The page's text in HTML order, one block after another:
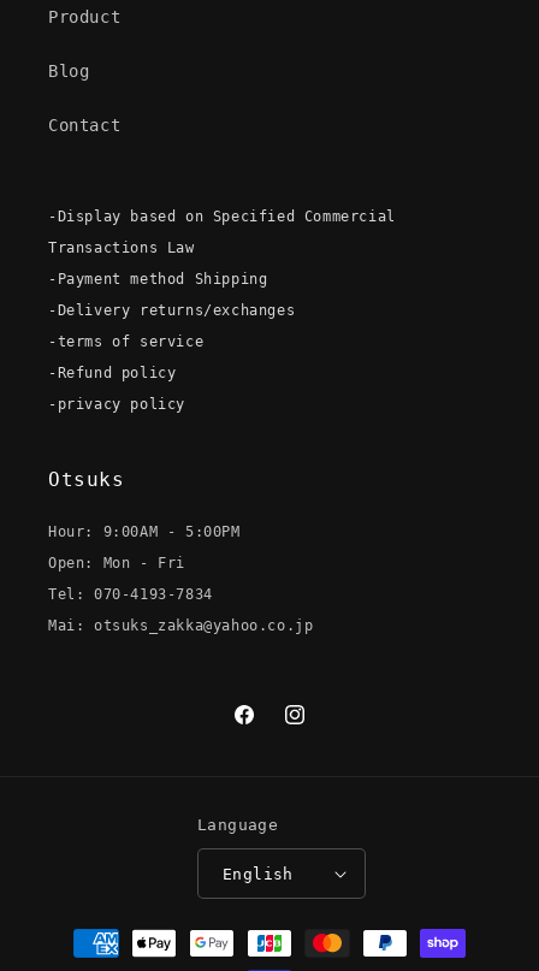
Product
Blog
Contact
-Display based on Specified Commercial
Transactions Law
-Payment method Shipping
-Delivery returns/exchanges
-terms of service
-Refund policy
-privacy policy
Otsuks
Hour: 9:00AM - 5:00PM
Open: Mon - Fri
Tel: 070-4193-7834
Mai: otsuks_zakka@yahoo.co.jp
FacebookInstagram
Language
English
Payment
methods